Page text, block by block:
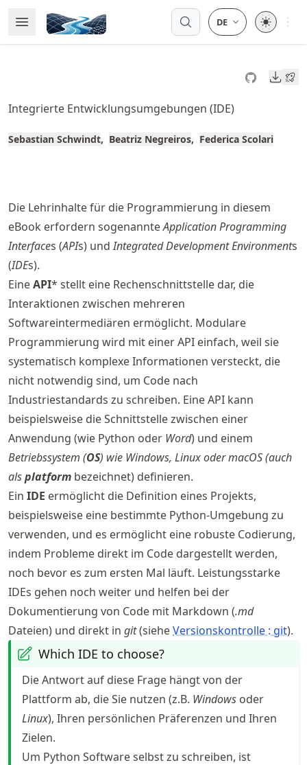
to
article
to
article
content
Open Menu
Made with MyST
Open
Integrierte Entwicklungsumgebungen (IDE)
Sebastian Schwindt Beatriz Negreiros Federica Scolari
Die Lehrinhalte für die Programmierung in diesem
eBook erfordern sogenannteApplication Programming
Interfaces (APIs) undIntegrated Development Environments
(IDEs).
EineAPI* stellt eine Rechenschnittstelle dar, die
Interaktionen zwischen mehreren
Softwareintermediären ermöglicht. Modulare
Programmierung wird mit einer API einfach, weil sie
systematisch komplexe Informationen versteckt, die
nicht notwendig sind, um Code nach
Industriestandards zu schreiben. Eine API kann
beispielsweise die Schnittstelle zwischen einer
Anwendung (wie Python oder Word) und einem
Betriebssystem (OS) wie Windows, LinuxodermacOS(auch
alsplatform bezeichnet) definieren.
Ein IDE ermöglicht die Definition eines Projekts,
beispielsweise eine bestimmte Python-Umgebung zu
verwenden, und es ermöglicht eine robuste Codierung,
indem Probleme direkt im Code dargestellt werden,
noch bevor es zum ersten Mal läuft. Leistungsstarke
IDEs gehen noch weiter und helfen bei der
Dokumentierung von Code mit Markdown (.md
Dateien) und direkt in git(sieheVersionskontrolle : git).
Which IDE to choose?
Die Antwort auf diese Frage hängt von der
Plattform ab, die Sie nutzen (z.B. Windows oder
Linux), Ihren persönlichen Präferenzen und Ihren
Zielen.
Um Python Software selbst zu schreiben, ist